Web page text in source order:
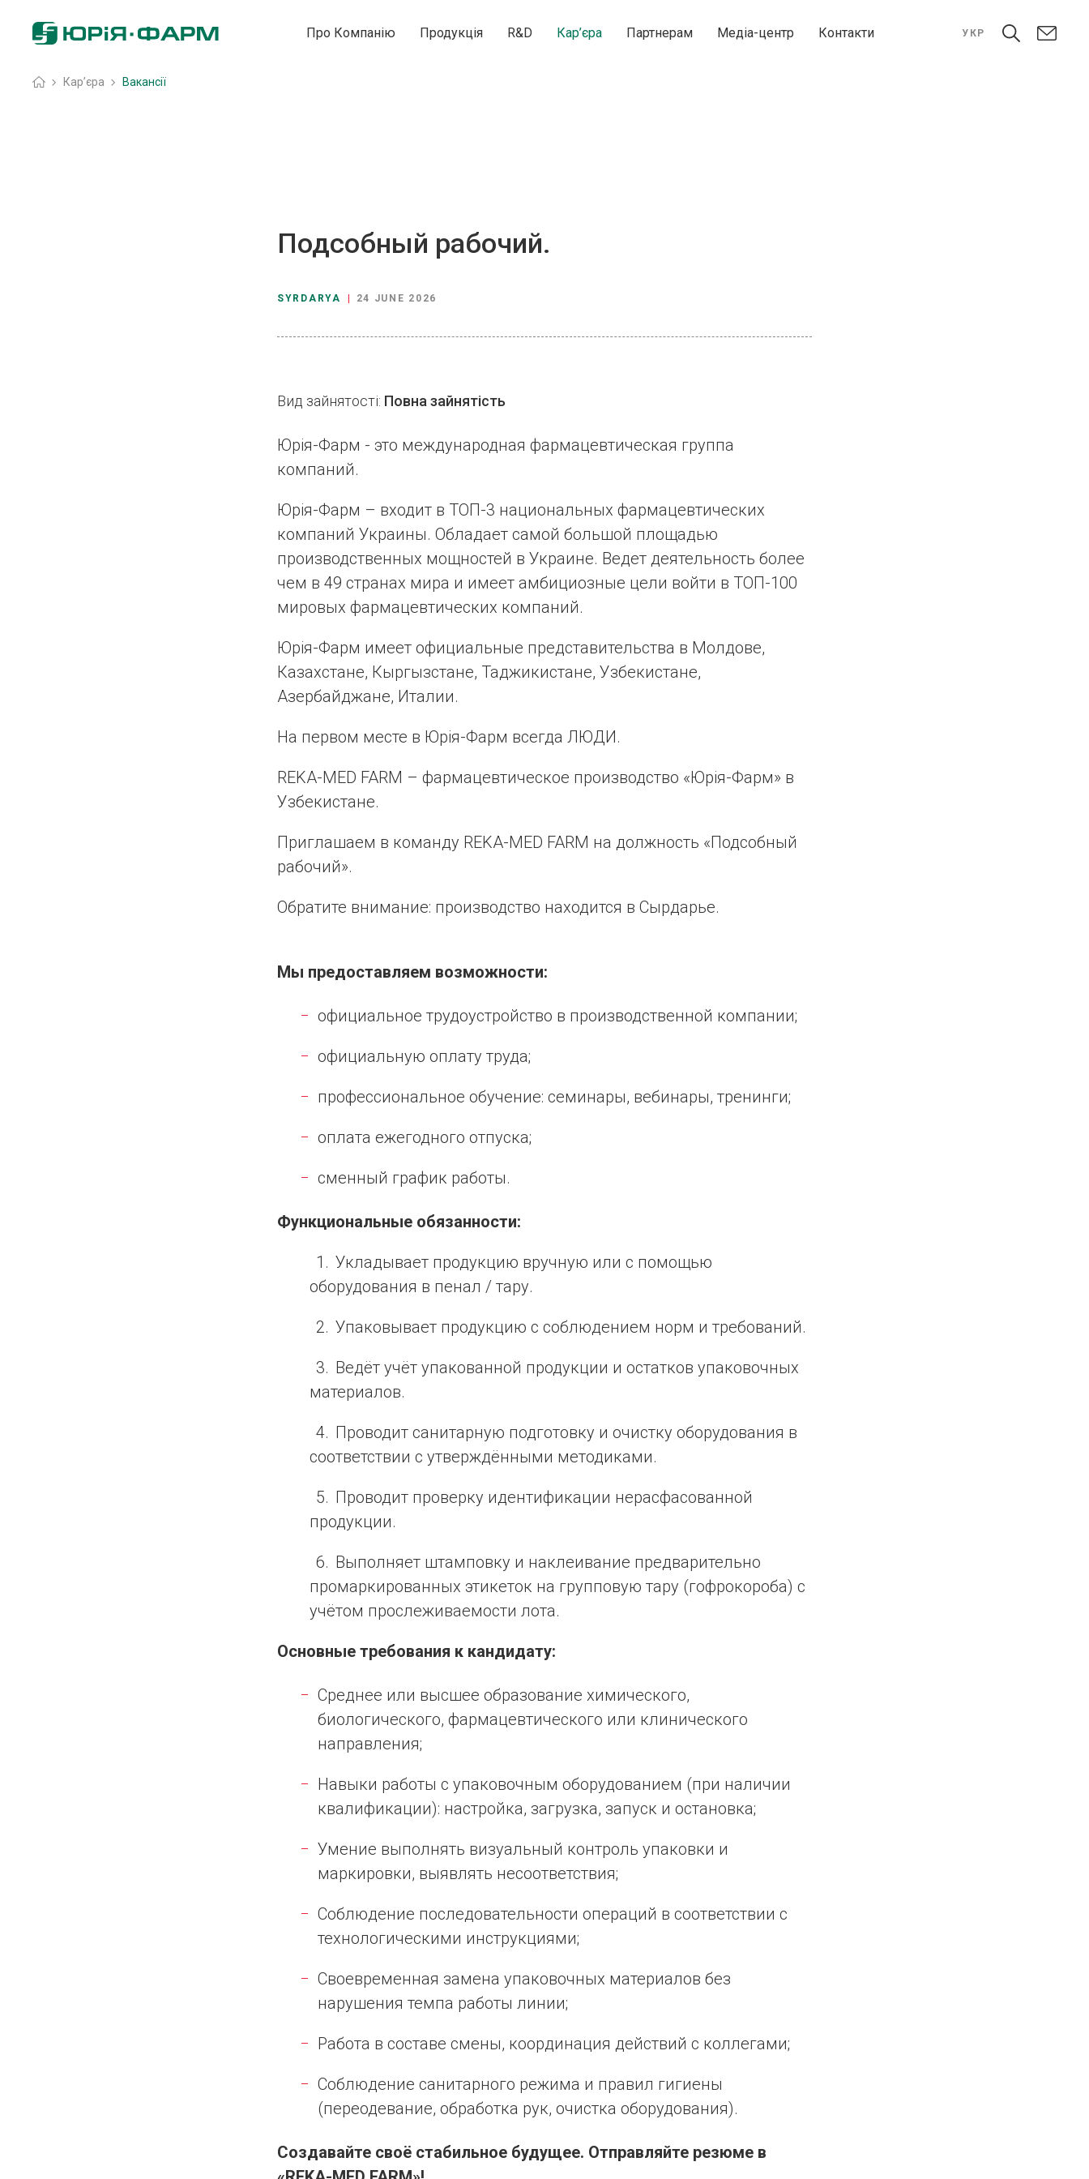
Про Компанію Продукція R&D Кар’єра Партнерам Медіа-центр Контакти УКР
Головна
» Кар’єра » Вакансії
Подсобный рабочий.
SYRDARYA 24 JUNE 2026
Вид зайнятості: Повна зайнятість
Юрія-Фарм - это международная фармацевтическая группа
компаний.
Юрія-Фарм – входит в ТОП-3 национальных фармацевтических
компаний Украины. Обладает самой большой площадью
производственных мощностей в Украине. Ведет деятельность более
чем в 49 странах мира и имеет амбициозные цели войти в ТОП-100
мировых фармацевтических компаний.
Юрія-Фарм имеет официальные представительства в Молдове,
Казахстане, Кыргызстане, Таджикистане, Узбекистане,
Азербайджане, Италии.
На первом месте в Юрія-Фарм всегда ЛЮДИ.
REKA-MED FARM – фармацевтическое производство «Юрія-Фарм» в
Узбекистане.
Приглашаем в команду REKA-MED FARM на должность «Подсобный
рабочий».
Обратите внимание: производство находится в Сырдарье.
Мы предоставляем возможности:
официальное трудоустройство в производственной компании;
официальную оплату труда;
профессиональное обучение: семинары, вебинары, тренинги;
оплата ежегодного отпуска;
сменный график работы.
Функциональные обязанности:
Укладывает продукцию вручную или с помощью
оборудования в пенал / тару.
Упаковывает продукцию с соблюдением норм и требований.
Ведёт учёт упакованной продукции и остатков упаковочных
материалов.
Проводит санитарную подготовку и очистку оборудования в
соответствии с утверждёнными методиками.
Проводит проверку идентификации нерасфасованной
продукции.
Выполняет штамповку и наклеивание предварительно
промаркированных этикеток на групповую тару (гофрокороба) с
учётом прослеживаемости лота.
Основные требования к кандидату:
Среднее или высшее образование химического,
биологического, фармацевтического или клинического
направления;
Навыки работы с упаковочным оборудованием (при наличии
квалификации): настройка, загрузка, запуск и остановка;
Умение выполнять визуальный контроль упаковки и
маркировки, выявлять несоответствия;
Соблюдение последовательности операций в соответствии с
технологическими инструкциями;
Своевременная замена упаковочных материалов без
нарушения темпа работы линии;
Работа в составе смены, координация действий с коллегами;
Соблюдение санитарного режима и правил гигиены
(переодевание, обработка рук, очистка оборудования).
Создавайте своё стабильное будущее. Отправляйте резюме в